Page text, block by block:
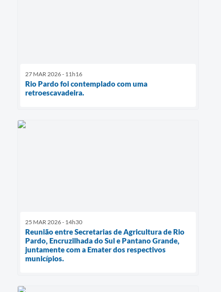
27 MAR 2026 - 11h16
Rio Pardo foi contemplado com uma
retroescavadeira.
25 MAR 2026 - 14h30
Reunião entre Secretarias de Agricultura de Rio
Pardo, Encruzilhada do Sul e Pantano Grande,
juntamente com a Emater dos respectivos
municípios.